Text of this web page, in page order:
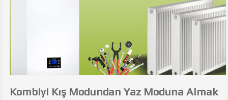
Kombiyi Kış Modundan Yaz Moduna Almak